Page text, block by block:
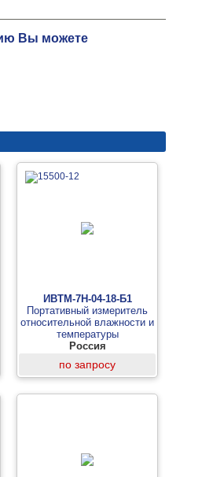
Вы можете
ИВТМ-7Н-04-18-Б1
Портативный измеритель
относительной влажности и
температуры
Россия
по запросу